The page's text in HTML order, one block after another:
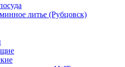
литье (Рубцовск)